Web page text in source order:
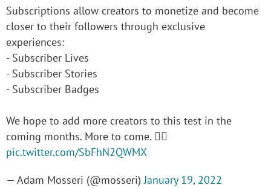
Subscriptions allow creators to monetize and become
closer to their followers through exclusive
experiences:
- Subscriber Lives
- Subscriber Stories
- Subscriber Badges
We hope to add more creators to this test in the
coming months. More to come. ✌🏼
pic.twitter.com/SbFhN2QWMX
— Adam Mosseri (@mosseri)January 19, 2022